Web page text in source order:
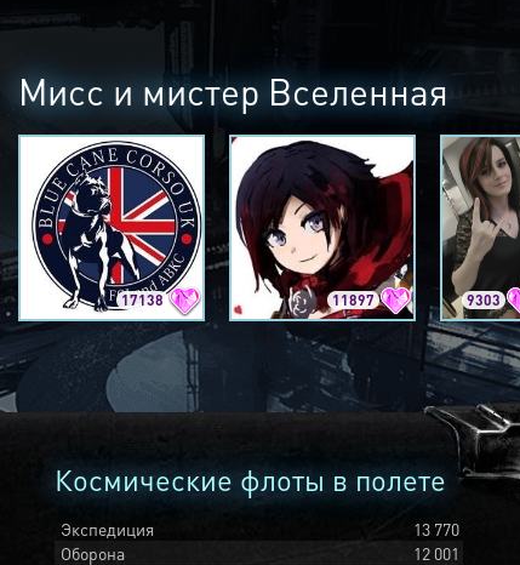
Мисс и мистер Вселенная
17138 11897 9303
Космические флоты в полете
Экспедиция
13 770
Оборона
12 001